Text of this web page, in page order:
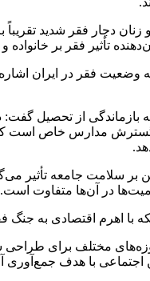
برابر است؛ به طوری که ۳۰۷
فقر در ایران اشاره
بازماندگی از تحصیل
مدارس خاص است که
بر سلامت جامعه تأثیر
در آن‌ها متفاوت است.
با اهرم اقتصادی به
مختلف برای طراحی
اجتماعی با هدف